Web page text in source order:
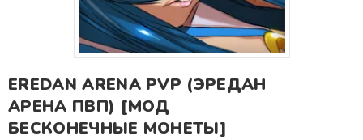
EREDAN ARENA PVP (ЭРЕДАН
АРЕНА ПВП) [МОД
БЕСКОНЕЧНЫЕ МОНЕТЫ]